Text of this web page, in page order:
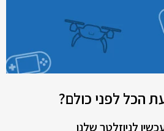
הכל לפני כולם?
לניוזלטר שלנו